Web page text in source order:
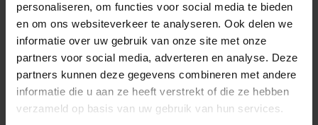
personaliseren, om functies voor social media te bieden
en om ons websiteverkeer te analyseren. Ook delen we
informatie over uw gebruik van onze site met onze
partners voor social media, adverteren en analyse. Deze
partners kunnen deze gegevens combineren met andere
informatie die u aan ze heeft verstrekt of die ze hebben
verzameld op basis van uw gebruik van hun services.